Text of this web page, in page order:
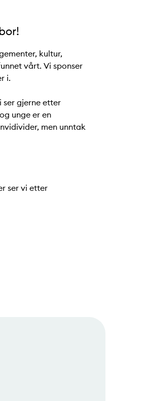
kultur,
vårt. Vi sponser
i.
gjerne etter
unge er en
men unntak
ser vi etter